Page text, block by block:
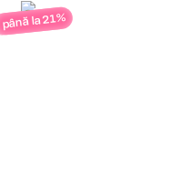
până la 21%